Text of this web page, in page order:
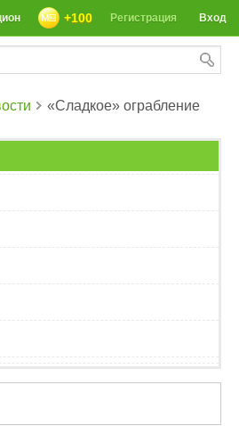
39142 РЕЦЕПТА
Вход
Регистрация
+100
«Сладкое» ограбление